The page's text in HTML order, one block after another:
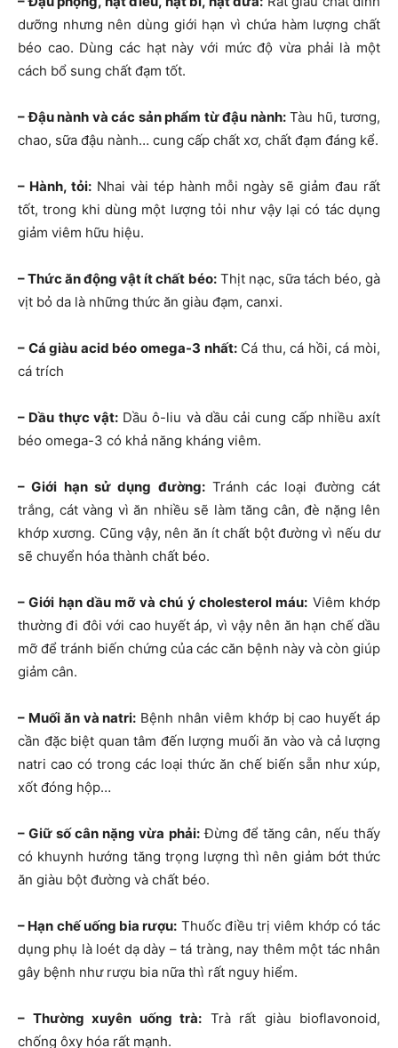
dưỡng nhưng nên dùng giới hạn vì chứa hàm lượng chất
béo cao. Dùng các hạt này với mức độ vừa phải là một
cách bổ sung chất đạm tốt.
– Đậu nành và các sản phẩm từ đậu nành:Tàu hũ, tương,
chao, sữa đậu nành… cung cấp chất xơ, chất đạm đáng kể.
– Hành, tỏi:Nhai vài tép hành mỗi ngày sẽ giảm đau rất
tốt, trong khi dùng một lượng tỏi như vậy lại có tác dụng
giảm viêm hữu hiệu.
– Thức ăn động vật ít chất béo:Thịt nạc, sữa tách béo, gà
vịt bỏ da là những thức ăn giàu đạm, canxi.
– Cá giàu acid béo omega-3 nhất:Cá thu, cá hồi, cá mòi,
cá trích
– Dầu thực vật:Dầu ô-liu và dầu cải cung cấp nhiều axít
béo omega-3 có khả năng kháng viêm.
– Giới hạn sử dụng đường:Tránh các loại đường cát
trắng, cát vàng vì ăn nhiều sẽ làm tăng cân, đè nặng lên
khớp xương. Cũng vậy, nên ăn ít chất bột đường vì nếu dư
sẽ chuyển hóa thành chất béo.
– Giới hạn dầu mỡ và chú ý cholesterol máu: Viêm khớp
thường đi đôi với cao huyết áp, vì vậy nên ăn hạn chế dầu
mỡ để tránh biến chứng của các căn bệnh này và còn giúp
giảm cân.
– Muối ăn và natri: Bệnh nhân viêm khớp bị cao huyết áp
cần đặc biệt quan tâm đến lượng muối ăn vào và cả lượng
natri cao có trong các loại thức ăn chế biến sẵn như xúp,
xốt đóng hộp…
– Giữ số cân nặng vừa phải:Đừng để tăng cân, nếu thấy
có khuynh hướng tăng trọng lượng thì nên giảm bớt thức
ăn giàu bột đường và chất béo.
– Hạn chế uống bia rượu: Thuốc điều trị viêm khớp có tác
dụng phụ là loét dạ dày – tá tràng, nay thêm một tác nhân
gây bệnh như rượu bia nữa thì rất nguy hiểm.
– Thường xuyên uống trà: Trà rất giàu bioflavonoid,
chống ôxy hóa rất mạnh.